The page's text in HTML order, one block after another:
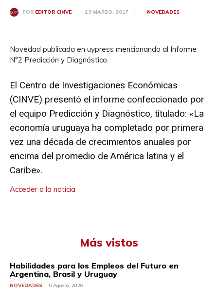
POR EDITOR CINVE 29 MARZO, 2017 NOVEDADES
Novedad publicada en uypress mencionando al Informe
N°2 Predicción y Diagnóstico.
El Centro de Investigaciones Económicas
(CINVE) presentó el informe confeccionado por
el equipo Predicción y Diagnóstico, titulado: «La
economía uruguaya ha completado por primera
vez una década de crecimientos anuales por
encima del promedio de América latina y el
Caribe».
Acceder a la noticia
Más vistos
Habilidades para los Empleos del Futuro en
Argentina, Brasil y Uruguay
NOVEDADES 5 Agosto, 2026